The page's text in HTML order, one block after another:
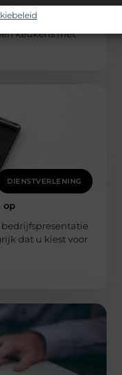
binnen de
Restaurants,
keukens met
DIENSTVERLENING
op
dat u kiest voor